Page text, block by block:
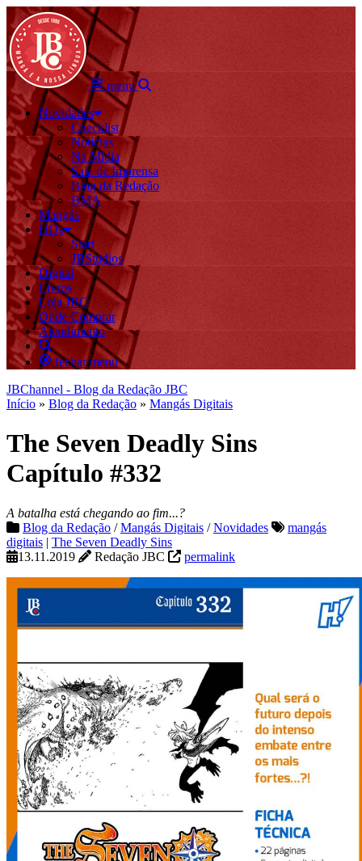
menu
Novidades
Checklist
Notícias
Na Mídia
Sala de Imprensa
Blog da Redação
BMA
Mangás
HQs
Start
JBStudios
Digital
Livros
Loja JBC
Onde Comprar
Atendimento
fechar menu
JBChannel - Blog da Redação JBC
Início » Blog da Redação » Mangás Digitais
The Seven Deadly Sins
Capítulo #332
A batalha está chegando ao fim...?
Blog da Redação /Mangás Digitais /Novidades
mangás
digitais | The Seven Deadly Sins
13.11.2019
Redação JBC permalink